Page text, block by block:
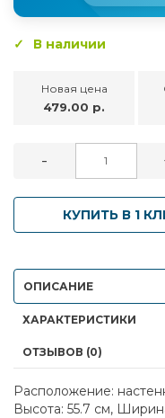
В наличии
Новая цена
479.00 р.
-
КУПИТЬ В 1
ОПИСАНИЕ
ХАРАКТЕРИСТИКИ
ОТЗЫВОВ (0)
Расположение:
Высота: 55.7 см,